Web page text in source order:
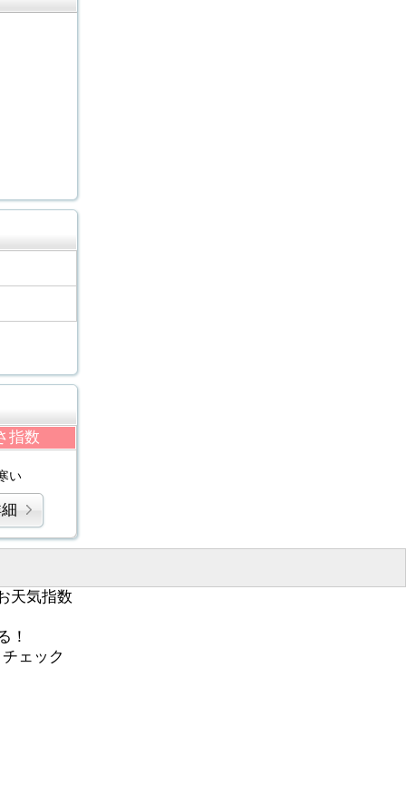
指数
い
天気指数
！
ェック